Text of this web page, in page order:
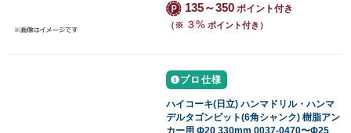
135～350 ポイント付き
（※ ３% ポイント付き）
プロ仕様
ハイコーキ(日立) ハンマドリル・ハンマ
デルタゴンビット(6角シャンク) 樹脂アン
カー用 Φ20 330mm 0037-0470〜Φ25